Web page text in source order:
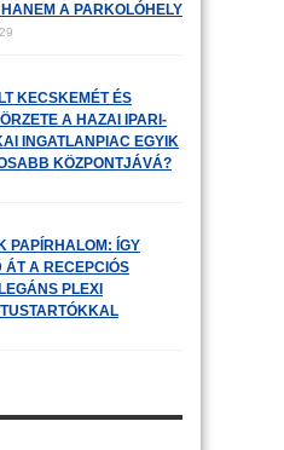
A PARKOLÓHELY
KECSKEMÉT ÉS
A HAZAI IPARI-
INGATLANPIAC EGYIK
KÖZPONTJÁVÁ?
PAPÍRHALOM: ÍGY
ÁT A RECEPCIÓS
PLEXI